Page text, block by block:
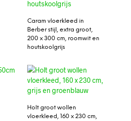
Caram vloerkleed in
Berber stijl, extra groot,
200 x 300 cm, roomwit en
houtskoolgrijs
Holt groot wollen
vloerkleed, 160 x 230 cm,